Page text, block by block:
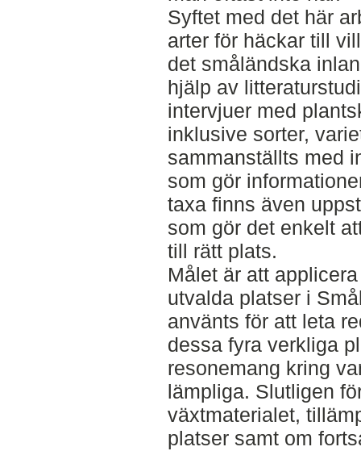
Syftet med det här
arter för häckar till
det småländska
hjälp av
intervjuer med
inklusive sorter,
sammanställts med
som gör
taxa finns även
som gör det enkelt
till rätt plats.
Målet är att
utvalda platser i
använts för att leta
dessa fyra verkliga
resonemang kring
lämpliga. Slutligen
växtmaterialet,
platser samt om